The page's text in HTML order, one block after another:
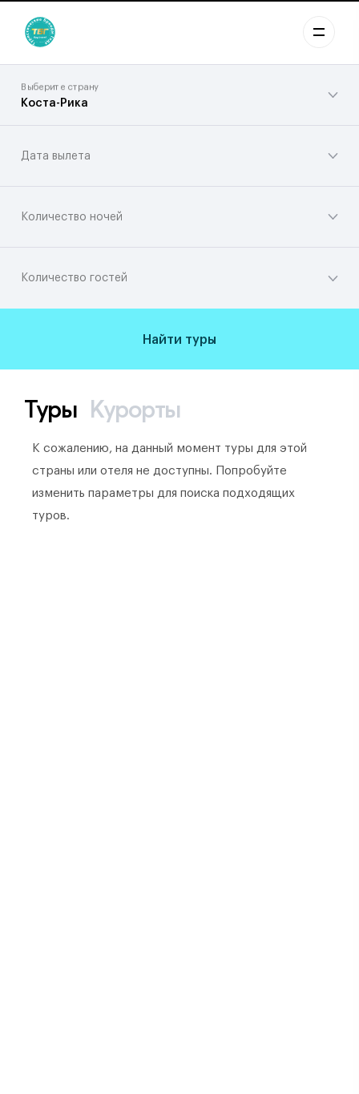
Коста-Рика
Выберите страну
Дата вылета
Количество ночей
Количество гостей
Найти туры
Туры Курорты
К сожалению, на данный момент туры для этой
страны или отеля не доступны. Попробуйте
изменить параметры для поиска подходящих
туров.